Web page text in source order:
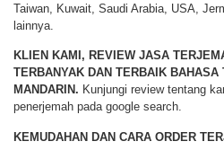
Taiwan, Kuwait, Saudi Arabia, USA,
lainnya.
KLIEN KAMI, REVIEW JASA
TERBANYAK DAN TERBAIK BAHASA
MANDARIN. Kunjungi review tentang
penerjemah pada google search.
KEMUDAHAN DAN CARA ORDER